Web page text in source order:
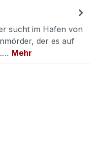
sucht im Hafen von
der es auf
Mehr